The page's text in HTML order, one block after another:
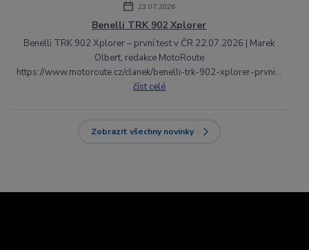
23.07.2026
Benelli TRK 902 Xplorer
Benelli TRK 902 Xplorer – první test v ČR 22.07.2026 | Marek
Olbert, redakce MotoRoute
https://www.motoroute.cz/clanek/benelli-trk-902-xplorer-prvni...
číst celé
Zobrazit všechny novinky